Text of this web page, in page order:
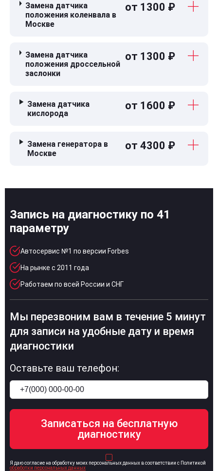
Замена датчика
положения коленвала в
Москве
от 1300 ₽
Замена датчика
положения дроссельной
заслонки
от 1300 ₽
Замена датчика
кислорода
от 1600 ₽
Замена генератора в
Москве
от 4300 ₽
Запись на диагностику по 41
параметру
Автосервис №1 по версии Forbes
На рынке с 2011 года
Работаем по всей России и СНГ
Мы перезвоним вам в течение 5 минут
для записи на удобные дату и время
диагностики
Оставьте ваш телефон:
Я даю согласие на обработку моих персональных данных в соответствии с Политикой
обработки персональных данных